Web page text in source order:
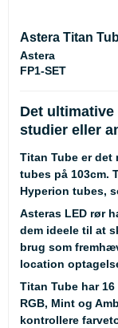
Astera Titan
Astera
FP1-SET
Det
studier eller
Titan Tube er det
tubes på 103cm.
Hyperion tubes,
Asteras LED rør
dem ideele til at
brug som
location
Titan Tube har
RGB, Mint og
kontrollere